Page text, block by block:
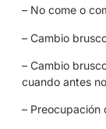
– No come o
– Cambio
– Cambio
cuando antes
– Preocupación